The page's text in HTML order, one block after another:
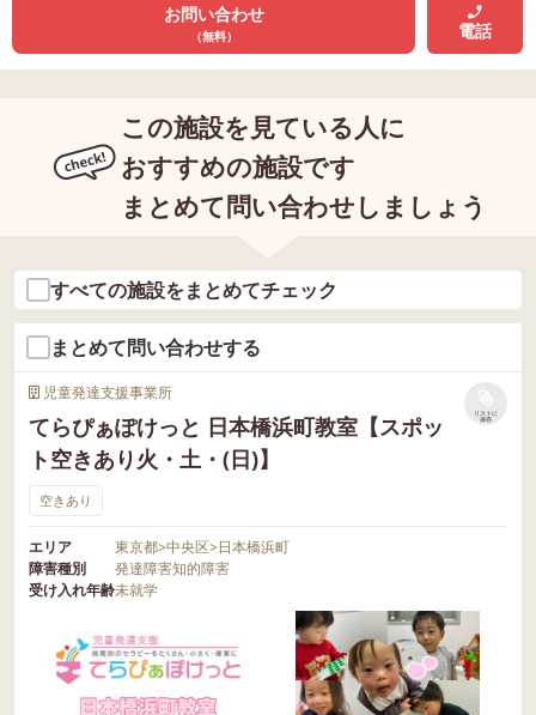
お問い合わせ
（無料） 電話
この施設を見ている人に
おすすめの施設です
まとめて問い合わせしましょう
すべての施設をまとめてチェック
まとめて問い合わせする
児童発達支援事業所
てらぴぁぽけっと 日本橋浜町教室【スポッ
ト空きあり火・土・(日)】
リストに
保存
空きあり
エリア 東京都>中央区>日本橋浜町
障害種別
発達障害知的障害
受け入れ年齢未就学